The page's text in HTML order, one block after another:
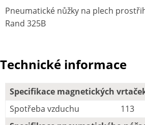
Pneumatické nůžky na plech
Rand 325B
Technické informace
Specifikace magnetických
Spotřeba vzduchu
113